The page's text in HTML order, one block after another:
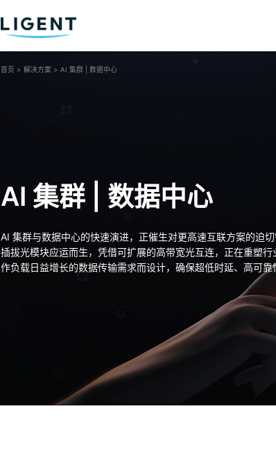
首页 > 解决方案 > AI 集群 | 数据中心
AI 集群 | 数据中心
AI 集群与数据中心的快速演进，正催生对更高速互联方案的迫
插拔光模块应运而生，凭借可扩展的高带宽光互连，正在重塑
作负载日益增长的数据传输需求而设计，确保超低时延、高可靠